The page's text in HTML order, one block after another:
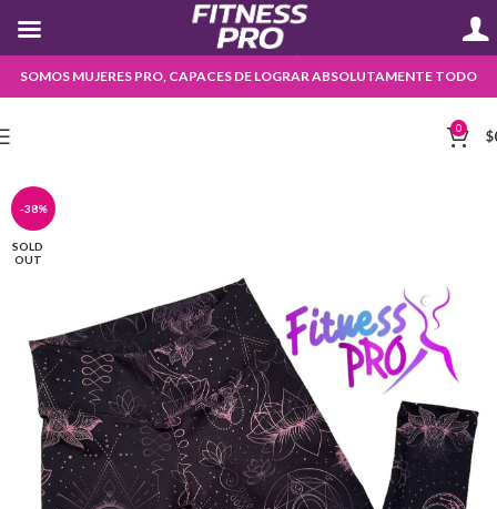
SOMOS MUJERES PRO, CAPACES DE LOGRAR ABSOLUTAMENTE TODO
0 $
-38%
SOLD
OUT